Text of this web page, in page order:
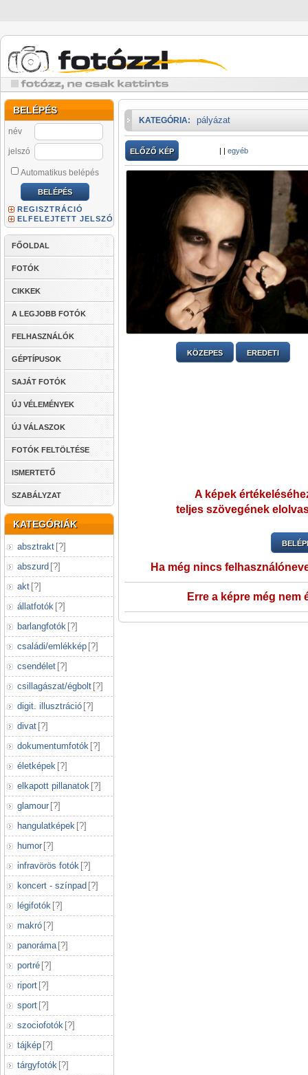
BELÉPÉS
név
jelszó
Automatikus belépés
REGISZTRÁCIÓ
ELFELEJTETT JELSZÓ
FŐOLDAL
FOTÓK
CIKKEK
A LEGJOBB FOTÓK
FELHASZNÁLÓK
GÉPTÍPUSOK
SAJÁT FOTÓK
ÚJ VÉLEMÉNYEK
ÚJ VÁLASZOK
FOTÓK FELTÖLTÉSE
ISMERTETŐ
SZABÁLYZAT
KATEGÓRIÁK
absztrakt [?]
abszurd [?]
akt [?]
állatfotók [?]
barlangfotók [?]
családi/emlékkép [?]
csendélet [?]
csillagászat/égbolt [?]
digit. illusztráció [?]
divat [?]
dokumentumfotók [?]
életképek [?]
elkapott pillanatok [?]
glamour [?]
hangulatképek [?]
humor [?]
infravörös fotók [?]
koncert - színpad [?]
légifotók [?]
makró [?]
panoráma [?]
portré [?]
riport [?]
sport [?]
szociofotók [?]
tájkép [?]
tárgyfotók [?]
KATEGÓRIA: pályázat
ELŐZŐ KÉP | | egyéb
KÖZEPES EREDETI
A képek
teljes szövegének
Ha még nincs
Erre a képre még nem